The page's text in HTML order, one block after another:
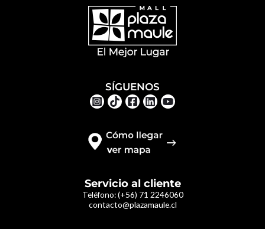
Servicio al cliente
Teléfono:(+56) 71 2246060
contacto@plazamaule.cl
SÍGUENOS